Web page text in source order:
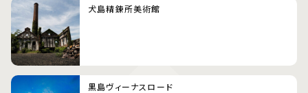
犬島精錬所美術館
黒島ヴィーナスロード